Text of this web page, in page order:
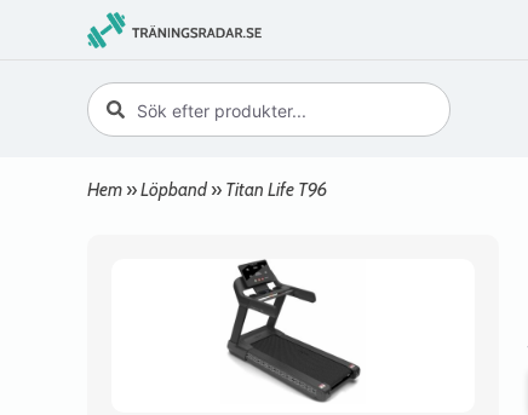
Hem »Löpband » Titan Life T96